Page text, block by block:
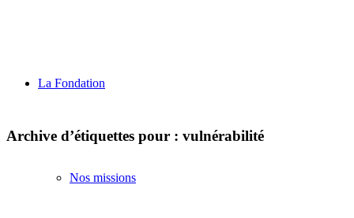
La Fondation
Nos missions
Archive d’étiquettes pour : vulnérabilité